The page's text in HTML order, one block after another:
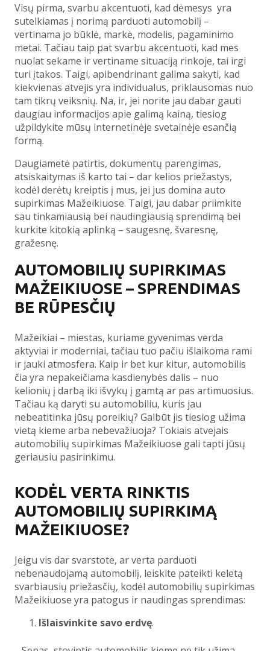
Visų pirma, svarbu akcentuoti, kad dėmesys yra
sutelkiamas į norimą parduoti automobilį –
vertinama jo būklė, markė, modelis, pagaminimo
metai. Tačiau taip pat svarbu akcentuoti, kad mes
nuolat sekame ir vertiname situaciją rinkoje, tai irgi
turi įtakos. Taigi, apibendrinant galima sakyti, kad
kiekvienas atvejis yra individualus, priklausomas nuo
tam tikrų veiksnių. Na, ir, jei norite jau dabar gauti
daugiau informacijos apie galimą kainą, tiesiog
užpildykite mūsų internetinėje svetainėje esančią
formą.
Daugiametė patirtis, dokumentų parengimas,
atsiskaitymas iš karto tai – dar kelios priežastys,
kodėl derėtų kreiptis į mus, jei jus domina auto
supirkimas Mažeikiuose. Taigi, jau dabar priimkite
sau tinkamiausią bei naudingiausią sprendimą bei
kurkite kitokią aplinką – saugesnę, švaresnę,
gražesnę.
AUTOMOBILIŲ SUPIRKIMAS
MAŽEIKIUOSE – SPRENDIMAS
BE RŪPESČIŲ
Mažeikiai – miestas, kuriame gyvenimas verda
aktyviai ir moderniai, tačiau tuo pačiu išlaikoma rami
ir jauki atmosfera. Kaip ir bet kur kitur, automobilis
čia yra nepakeičiama kasdienybės dalis – nuo
kelionių į darbą iki išvykų į gamtą ar pas artimuosius.
Tačiau ką daryti su automobiliu, kuris jau
nebeatitinka jūsų poreikių? Galbūt jis tiesiog užima
vietą kieme arba nebevažiuoja? Tokiais atvejais
automobilių supirkimas Mažeikiuose gali tapti jūsų
geriausiu pasirinkimu.
KODĖL VERTA RINKTIS
AUTOMOBILIŲ SUPIRKIMĄ
MAŽEIKIUOSE?
Jeigu vis dar svarstote, ar verta parduoti
nebenaudojamą automobilį, leiskite pateikti keletą
svarbiausių priežasčių, kodėl automobilių supirkimas
Mažeikiuose yra patogus ir naudingas sprendimas:
Išlaisvinkite savo erdvę.